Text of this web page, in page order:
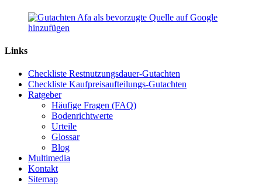
Links
Checkliste Restnutzungsdauer-Gutachten
Checkliste Kaufpreisaufteilungs-Gutachten
Ratgeber
Häufige Fragen (FAQ)
Bodenrichtwerte
Urteile
Glossar
Blog
Multimedia
Kontakt
Sitemap